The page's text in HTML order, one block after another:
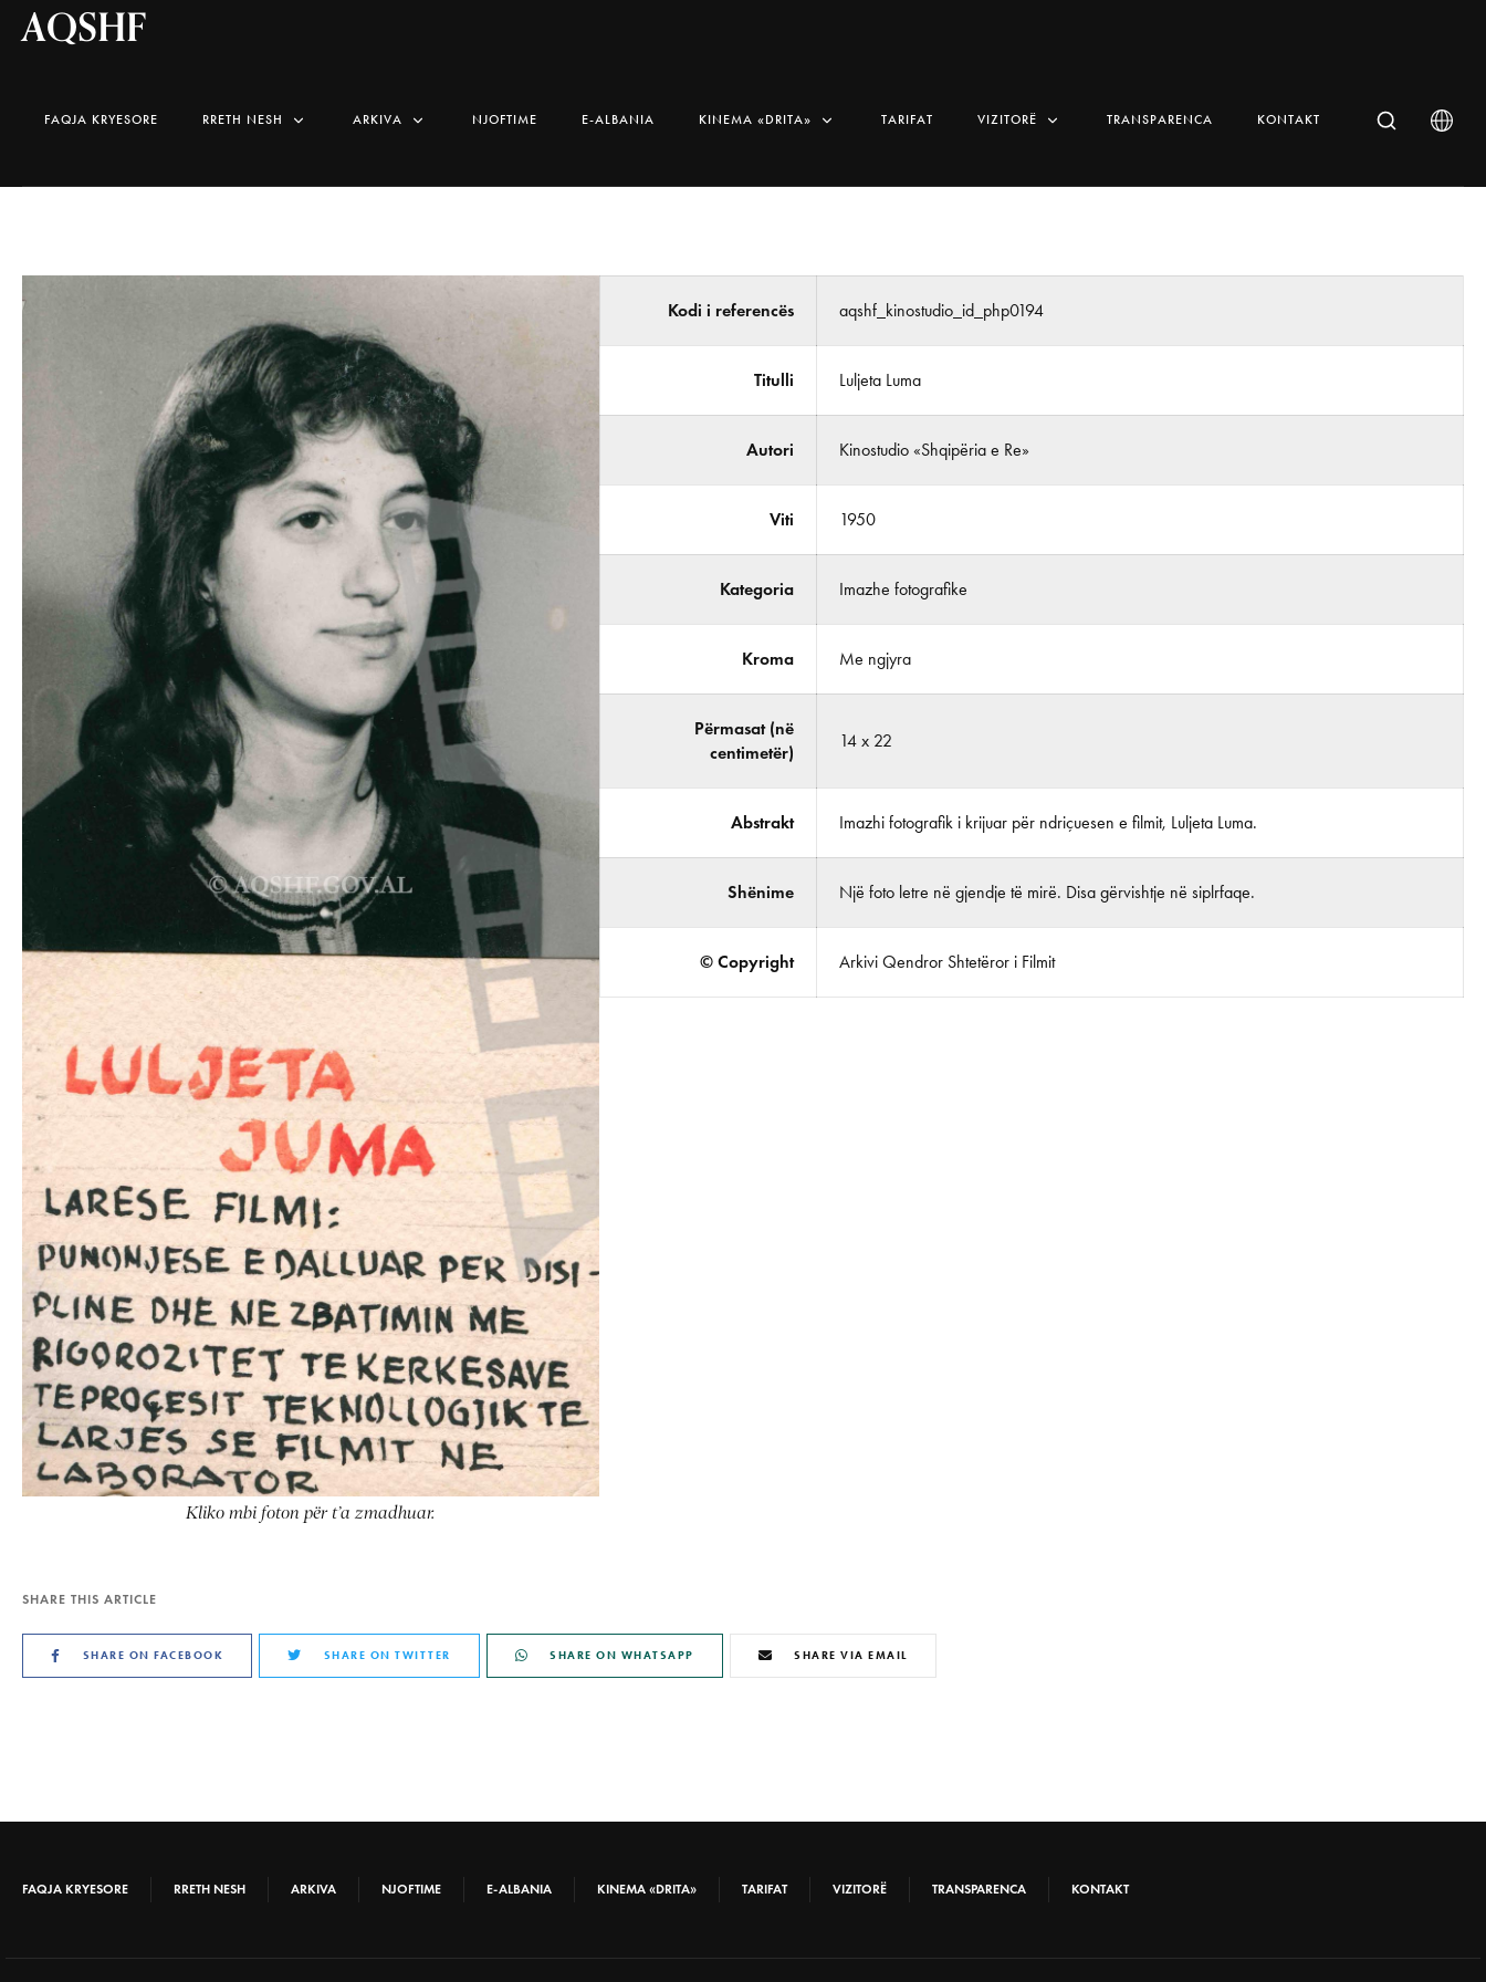
AQSHF
FAQJA KRYESORE RRETH NESH ARKIVA NJOFTIME E-ALBANIA KINEMA «DRITA» TARIFAT VIZITORË TRANSPARENCA KONTAKT
Kliko mbi foton për t’a zmadhuar.
Kodi i referencës aqshf_kinostudio_id_php0194
Titulli Luljeta Luma
Autori Kinostudio «Shqipëria e Re»
Viti 1950
Kategoria Imazhe fotografike
Kroma Me ngjyra
Përmasat (në
centimetër)
14 x 22
Abstrakt Imazhi fotografik i krijuar për ndriçuesen e filmit, Luljeta Luma.
Shënime Një foto letre në gjendje të mirë. Disa gërvishtje në siplrfaqe.
© Copyright Arkivi Qendror Shtetëror i Filmit
SHARE THIS ARTICLE
SHARE ON FACEBOOK SHARE ON TWITTER SHARE ON WHATSAPP SHARE VIA EMAIL
FAQJA KRYESORE RRETH NESH ARKIVA NJOFTIME E-ALBANIA KINEMA «DRITA» TARIFAT VIZITORË TRANSPARENCA KONTAKT